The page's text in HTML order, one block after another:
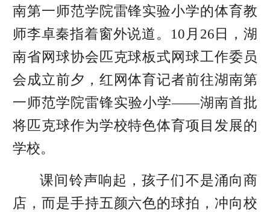
南第一师范学院雷锋实验小学的体育教
师李卓秦指着窗外说道。10月26日，湖
南省网球协会匹克球板式网球工作委员
会成立前夕，红网体育记者前往湖南第
一师范学院雷锋实验小学——湖南首批
将匹克球作为学校特色体育项目发展的
学校。
课间铃声响起，孩子们不是涌向商
店，而是手持五颜六色的球拍，冲向校